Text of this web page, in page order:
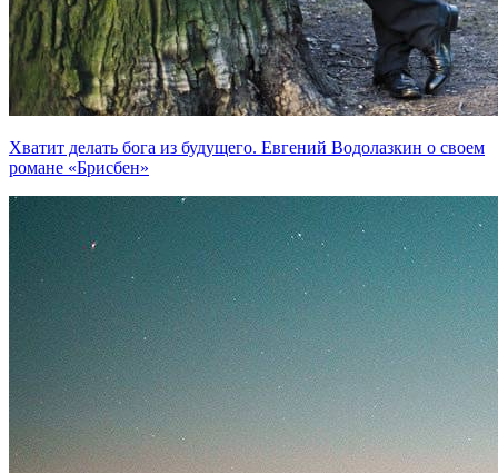
Хватит делать бога из будущего. Евгений Водолазкин о своем
романе «Брисбен»